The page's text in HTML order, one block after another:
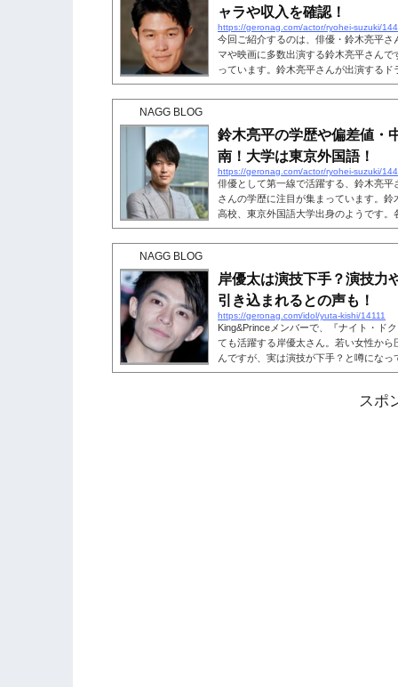
ャラや収入を確認！
https://geronag.com/actor/ryohei-suzuki/
今回ご紹介するのは、俳優・鈴木亮平
マや映画に多数出演する鈴木亮平さん
っています。鈴木亮平さんが出演する
どれくらいなのでしょうか？人気俳優
みましょう。こちらも読まれています
数出演する鈴木亮平さん。2018年には
め、同年に発表された『俳優ギャララン
NAGG BLOG
鈴木亮平の学歴や偏差値・
南！大学は東京外国語！
https://geronag.com/actor/ryohei-suzuki/
俳優として第一線で活躍する、鈴木亮
さんの学歴に注目が集まっています。
高校、東京外国語大学出身のようです
ピソードなどを交えて、鈴木亮平さん
らも読まれています。鈴木亮平の学歴
小学校出身だそうです。ただこちらは
ついて言及していたわけではなく、wik...
NAGG BLOG
岸優太は演技下手？演技力
引き込まれるとの声も！
https://geronag.com/idol/yuta-kishi/14111
King&Princeメンバーで、『ナイト・ド
ても活躍する岸優太さん。若い女性か
んですが、実は演技が下手？と噂にな
で「演技うまい」「引き込まれる」と
ています。岸優太は演技下手？岸優太
スポ